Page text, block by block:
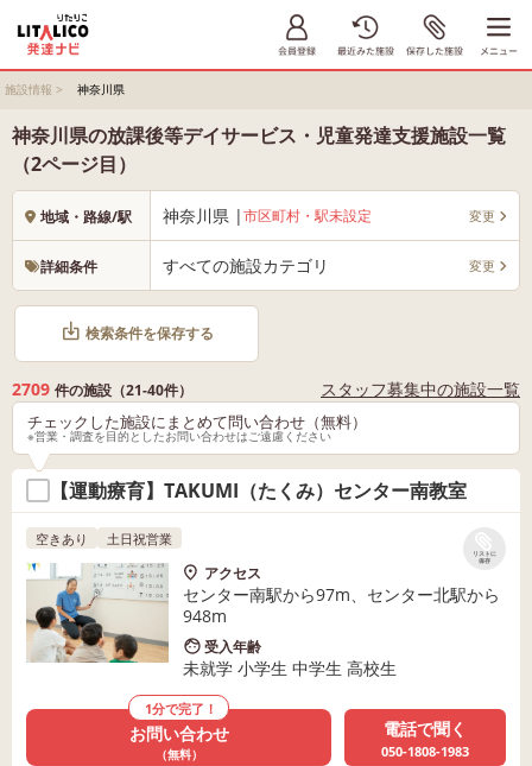
施設情報 > 神奈川県
神奈川県の放課後等デイサービス・児童発達支援施設一覧
（2ページ目）
地域・路線/駅 神奈川県 |市区町村・駅未設定 変更
詳細条件 すべての施設カテゴリ 変更
検索条件を保存する
2709 件の施設（21-40件） スタッフ募集中の施設一覧
チェックした施設にまとめて問い合わせ（無料）
※営業・調査を目的としたお問い合わせはご遠慮ください
【運動療育】TAKUMI（たくみ）センター南教室
リストに
保存
空きあり 土日祝営業
アクセス
センター南駅から97m、センター北駅から
948m
受入年齢
未就学 小学生 中学生 高校生
1分で完了！
お問い合わせ
（無料）
電話で聞く
050-1808-1983